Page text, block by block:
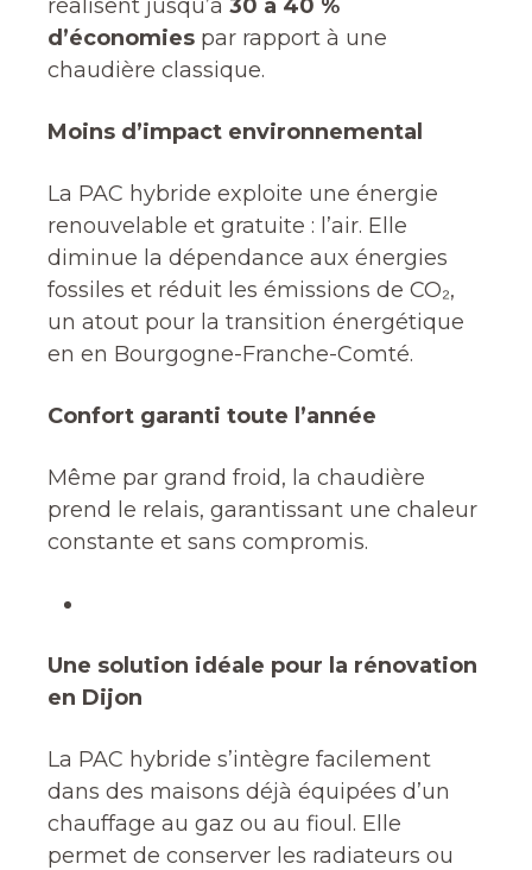
réalisent jusqu’à 30 à 40 %
d’économies par rapport à une
chaudière classique.
Moins d’impact environnemental
La PAC hybride exploite une énergie
renouvelable et gratuite : l’air. Elle
diminue la dépendance aux énergies
fossiles et réduit les émissions de CO₂,
un atout pour la transition énergétique
en en Bourgogne-Franche-Comté.
Confort garanti toute l’année
Même par grand froid, la chaudière
prend le relais, garantissant une chaleur
constante et sans compromis.
Une solution idéale pour la rénovation
en Dijon
La PAC hybride s’intègre facilement
dans des maisons déjà équipées d’un
chauffage au gaz ou au fioul. Elle
permet de conserver les radiateurs ou